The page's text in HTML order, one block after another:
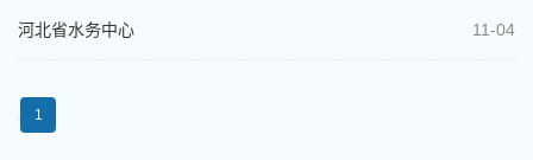
河北省水务中心 11-04
1